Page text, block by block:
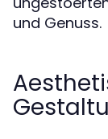
und Genuss.